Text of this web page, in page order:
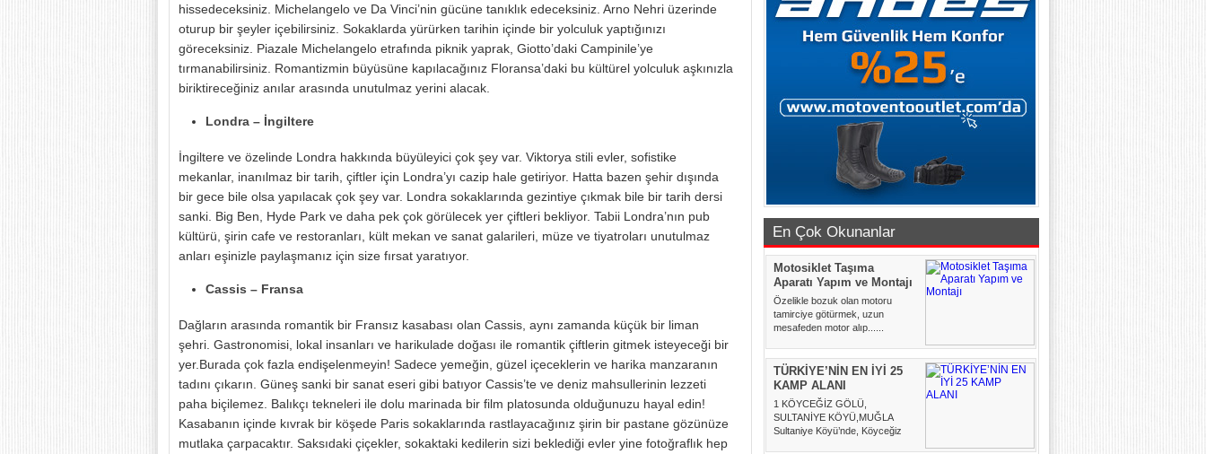
hissedeceksiniz. Michelangelo ve Da Vinci’nin gücüne tanıklık edeceksiniz. Arno Nehri üzerinde
oturup bir şeyler içebilirsiniz. Sokaklarda yürürken tarihin içinde bir yolculuk yaptığınızı
göreceksiniz. Piazale Michelangelo etrafında piknik yaprak, Giotto’daki Campinile’ye
tırmanabilirsiniz. Romantizmin büyüsüne kapılacağınız Floransa’daki bu kültürel yolculuk aşkınızla
biriktireceğiniz anılar arasında unutulmaz yerini alacak.
Londra – İngiltere
İngiltere ve özelinde Londra hakkında büyüleyici çok şey var. Viktorya stili evler, sofistike
mekanlar, inanılmaz bir tarih, çiftler için Londra’yı cazip hale getiriyor. Hatta bazen şehir dışında
bir gece bile olsa yapılacak çok şey var. Londra sokaklarında gezintiye çıkmak bile bir tarih dersi
sanki. Big Ben, Hyde Park ve daha pek çok görülecek yer çiftleri bekliyor. Tabii Londra’nın pub
kültürü, şirin cafe ve restoranları, kült mekan ve sanat galarileri, müze ve tiyatroları unutulmaz
anları eşinizle paylaşmanız için size fırsat yaratıyor.
Cassis – Fransa
Dağların arasında romantik bir Fransız kasabası olan Cassis, aynı zamanda küçük bir liman
şehri. Gastronomisi, lokal insanları ve harikulade doğası ile romantik çiftlerin gitmek isteyeceği bir
yer.Burada çok fazla endişelenmeyin! Sadece yemeğin, güzel içeceklerin ve harika manzaranın
tadını çıkarın. Güneş sanki bir sanat eseri gibi batıyor Cassis’te ve deniz mahsullerinin lezzeti
paha biçilemez. Balıkçı tekneleri ile dolu marinada bir film platosunda olduğunuzu hayal edin!
Kasabanın içinde kıvrak bir köşede Paris sokaklarında rastlayacağınız şirin bir pastane gözünüze
mutlaka çarpacaktır. Saksıdaki çiçekler, sokaktaki kedilerin sizi beklediği evler yine fotoğraflık hep
En Çok Okunanlar
Motosiklet Taşıma
Aparatı Yapım ve Montajı
Özelikle bozuk olan motoru
tamirciye götürmek, uzun
mesafeden motor alıp......
TÜRKİYE’NİN EN İYİ 25
KAMP ALANI
1 KÖYCEĞİZ GÖLÜ,
SULTANİYE KÖYÜ,MUĞLA
Sultaniye Köyü’nde, Köyceğiz